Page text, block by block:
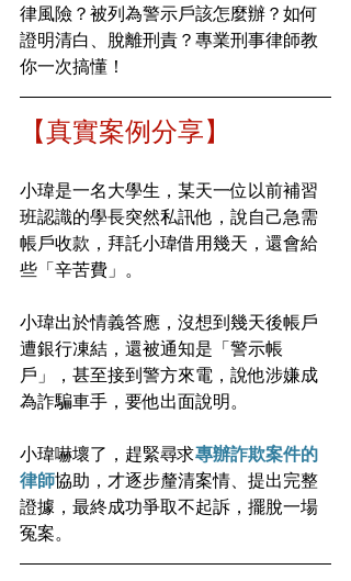
律風險？被列為警示戶該怎麼辦？如何
證明清白、脫離刑責？專業刑事律師教
你一次搞懂！
【真實案例分享】
小瑋是一名大學生，某天一位以前補習
班認識的學長突然私訊他，說自己急需
帳戶收款，拜託小瑋借用幾天，還會給
些「辛苦費」。
小瑋出於情義答應，沒想到幾天後帳戶
遭銀行凍結，還被通知是「警示帳
戶」，甚至接到警方來電，說他涉嫌成
為詐騙車手，要他出面說明。
小瑋嚇壞了，趕緊尋求專辦詐欺案件的
律師協助，才逐步釐清案情、提出完整
證據，最終成功爭取不起訴，擺脫一場
冤案。